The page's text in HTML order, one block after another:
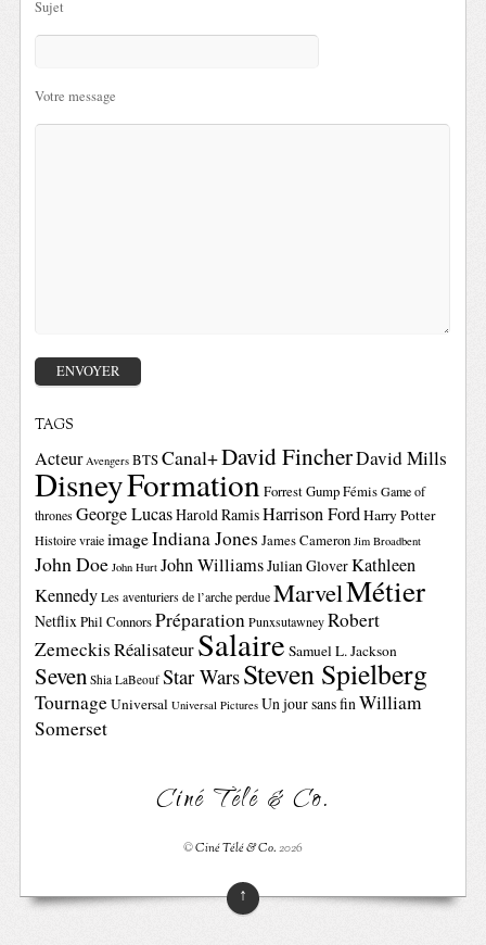
Sujet
Votre message
TAGS
Acteur Avengers BTSCanal+David FincherDavid Mills
DisneyFormationForrest GumpFémis Game of
thrones George LucasHarold RamisHarrison FordHarry Potter
Histoire vraie imageIndiana Jones James Cameron Jim Broadbent
John Doe John Hurt John WilliamsJulian GloverKathleen
Kennedy Les aventuriers de l’arche perdue MarvelMétier
NetflixPhil ConnorsPréparation Punxsutawney Robert
ZemeckisRéalisateurSalaire Samuel L. Jackson
Seven Shia LaBeouf Star WarsSteven Spielberg
TournageUniversal Universal Pictures Un jour sans finWilliam
Somerset
Ciné Télé & Co.
©Ciné Télé & Co.2026
↑